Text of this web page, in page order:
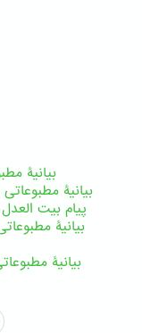
بیانیۀ
بیانیۀ مطبوعاتی
پیام بیت العدل اعظم -
بیانیۀ مطبوعاتی
بیانیۀ مطبوعاتی